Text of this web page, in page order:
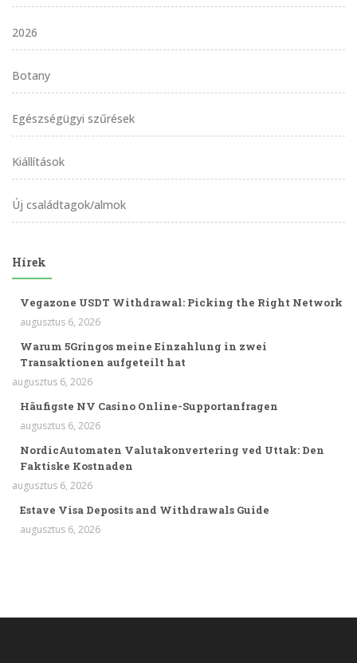
2026
Botany
Egészségügyi szűrések
Kiállítások
Új családtagok/almok
Hírek
Vegazone USDT Withdrawal: Picking the Right Network
augusztus 6, 2026
Warum 5Gringos meine Einzahlung in zwei
Transaktionen aufgeteilt hat
augusztus 6, 2026
Häufigste NV Casino Online-Supportanfragen
augusztus 6, 2026
NordicAutomaten Valutakonvertering ved Uttak: Den
Faktiske Kostnaden
augusztus 6, 2026
Estave Visa Deposits and Withdrawals Guide
augusztus 6, 2026